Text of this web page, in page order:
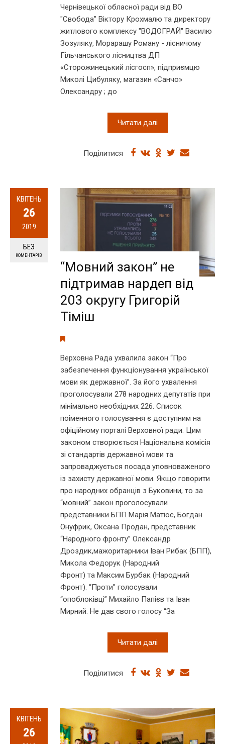
Чернівецької обласної ради від ВО
"Свобода" Віктору Крохмалю та директору
житлового комплексу "ВОДОГРАЙ" Василю
Зозуляку, Морарашу Роману - лісничому
Гільчанського лісництва ДП
«Сторожинецький лісгосп», підприємцю
Миколі Цибуляку, магазин «Санчо»
Олександру ; до
Читати далі
Поділитися
КВІТЕНЬ
26
2019
БЕЗ
КОМЕНТАРІВ
“Мовний закон” не
підтримав нардеп від
203 округу Григорій
Тіміш
Верховна Рада ухвалила закон “Про
забезпечення функціонування української
мови як державної”. За його ухвалення
проголосували 278 народних депутатів при
мінімально необхідних 226. Список
поіменного голосування є доступним на
офіційному порталі Верховної ради. Цим
законом створюється Національна комісія
зі стандартів державної мови та
запроваджується посада уповноваженого
із захисту державної мови. Якщо говорити
про народних обранців з Буковини, то за
“мовний” закон проголосували
представники БПП Марія Матіос, Богдан
Онуфрик, Оксана Продан, представник
“Народного фронту” Олександр
Дроздик,мажоритарники Іван Рибак (БПП),
Микола Федорук (Народний
Фронт) та Максим Бурбак (Народний
Фронт). “Проти” голосували
“опоблоківці” Михайло Папієв та Іван
Мирний. Не дав свого голосу “За
Читати далі
Поділитися
КВІТЕНЬ
26